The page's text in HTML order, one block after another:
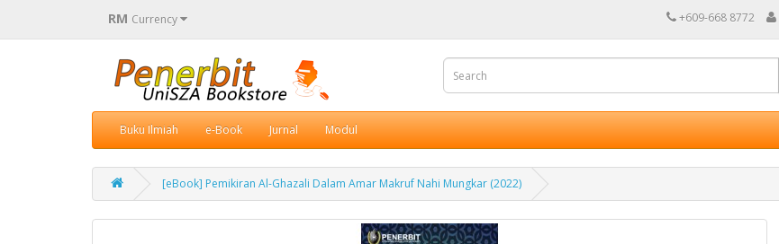
RM Currency +609-668 8772
Buku Ilmiah e-Book Jurnal Modul
[eBook] Pemikiran Al-Ghazali Dalam Amar Makruf Nahi Mungkar (2022)